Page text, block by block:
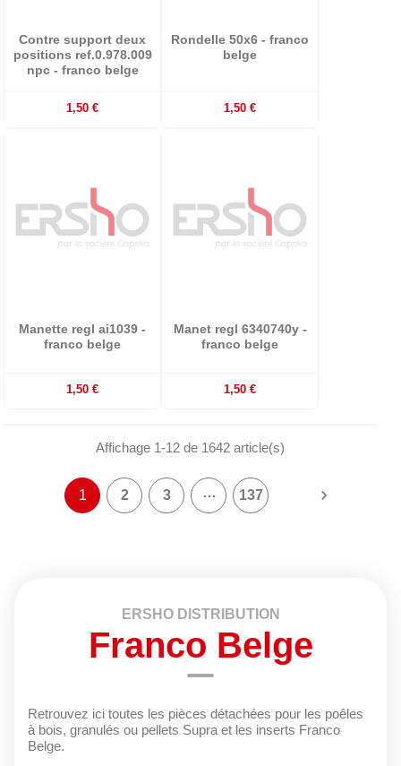
Contre support deux
positions ref.0.978.009
npc - franco belge
1,50 €
Rondelle 50x6 - franco
belge
1,50 €
Manette regl ai1039 -
franco belge
1,50 €
Manet regl 6340740y -
franco belge
1,50 €
Affichage 1-12 de 1642 article(s)
1 2 3 … 137 
ERSHO DISTRIBUTION
Franco Belge
Retrouvez ici toutes les pièces détachées pour les poêles
à bois, granulés ou pellets Supra et les inserts Franco
Belge.